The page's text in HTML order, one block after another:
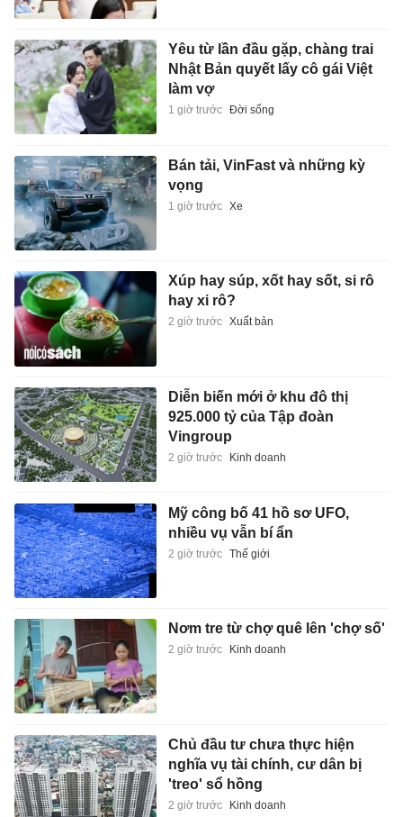
Yêu từ lần đầu gặp, chàng trai
Nhật Bản quyết lấy cô gái Việt
làm vợ
1 giờ trước Đời sống
Bán tải, VinFast và những kỳ
vọng
1 giờ trước Xe
Xúp hay súp, xốt hay sốt, si rô
hay xi rô?
2 giờ trước Xuất bản
Diễn biến mới ở khu đô thị
925.000 tỷ của Tập đoàn
Vingroup
2 giờ trước Kinh doanh
Mỹ công bố 41 hồ sơ UFO,
nhiều vụ vẫn bí ẩn
2 giờ trước Thế giới
Nơm tre từ chợ quê lên 'chợ số'
2 giờ trước Kinh doanh
Chủ đầu tư chưa thực hiện
nghĩa vụ tài chính, cư dân bị
'treo' sổ hồng
2 giờ trước Kinh doanh